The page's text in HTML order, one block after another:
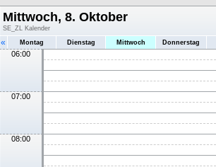
Mittwoch, 8. Oktober
SE_ZL Kalender
« Montag Dienstag Mittwoch Donnerstag
06:00
07:00
08:00